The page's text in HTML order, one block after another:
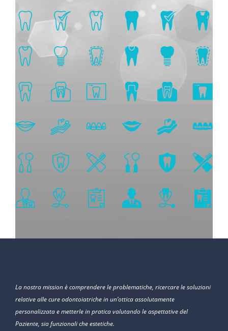
La nostra mission è comprendere le problematiche, ricercare le soluzioni
relative alle cure odontoiatriche in un’ottica assolutamente
personalizzata e metterle in pratica valutando le aspettative del
Paziente, sia funzionali che estetiche.